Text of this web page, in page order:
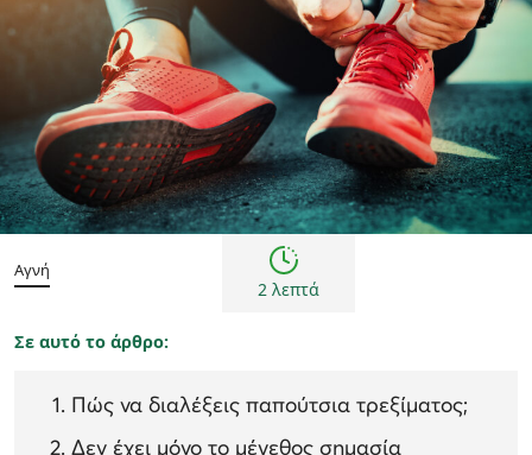
Συμβουλές
Αγνή
2 λεπτά
Σε αυτό το άρθρο:
Πώς να διαλέξεις παπούτσια τρεξίματος;
Δεν έχει μόνο το μέγεθος σημασία